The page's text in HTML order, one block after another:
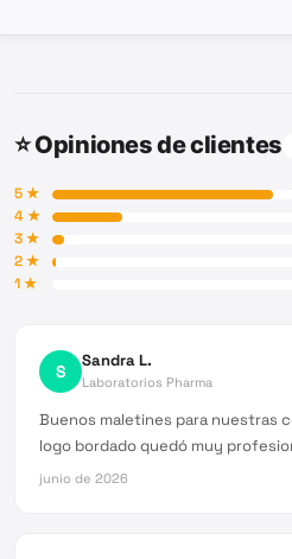
⭐ Opiniones de clientes
5★
4★
3★
2★
1★
S Sandra L.
Laboratorios Pharma
Buenos maletines para nuestras
logo bordado quedó muy
junio de 2026